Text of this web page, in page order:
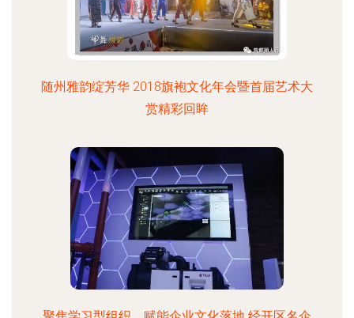
随州雅韵绽芳华 2018旗袍文化年会暨首届艺术大
赏精彩回眸